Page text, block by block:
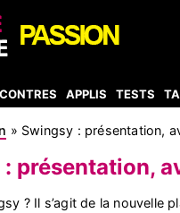
APPLIS TESTS
» Swingsy : présentation,
présentation,
? Il s’agit de la